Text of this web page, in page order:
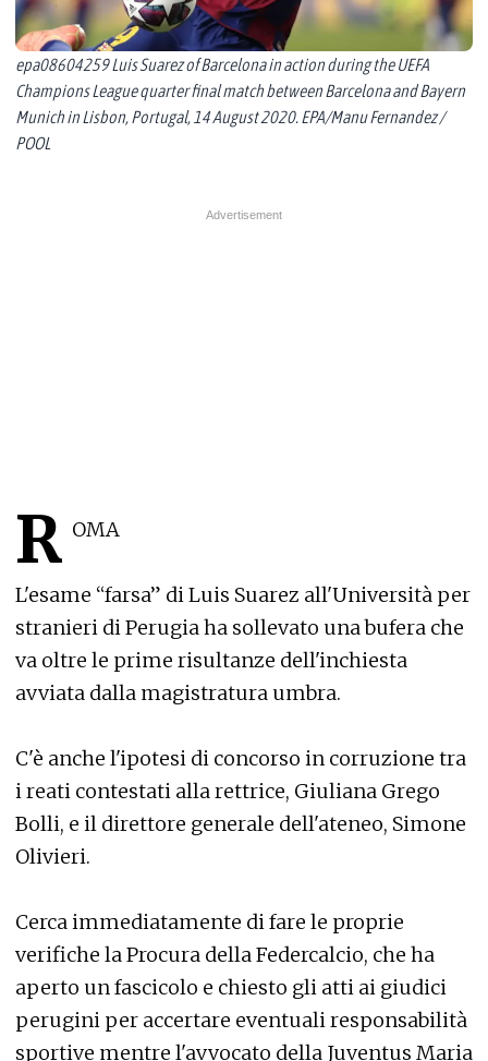
epa08604259 Luis Suarez of Barcelona in action during the UEFA
Champions League quarter final match between Barcelona and Bayern
Munich in Lisbon, Portugal, 14 August 2020. EPA/Manu Fernandez /
POOL
R OMA
L'esame “farsa” di Luis Suarez all'Università per
stranieri di Perugia ha sollevato una bufera che
va oltre le prime risultanze dell'inchiesta
avviata dalla magistratura umbra.
C'è anche l'ipotesi di concorso in corruzione tra
i reati contestati alla rettrice, Giuliana Grego
Bolli, e il direttore generale dell'ateneo, Simone
Olivieri.
Cerca immediatamente di fare le proprie
verifiche la Procura della Federcalcio, che ha
aperto un fascicolo e chiesto gli atti ai giudici
perugini per accertare eventuali responsabilità
sportive mentre l'avvocato della Juventus Maria